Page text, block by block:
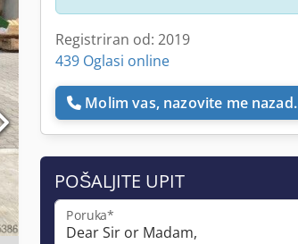
Registriran od: 2019
439 Oglasi online
Molim vas, nazovite me nazad.
POŠALJITE UPIT
Poruka*